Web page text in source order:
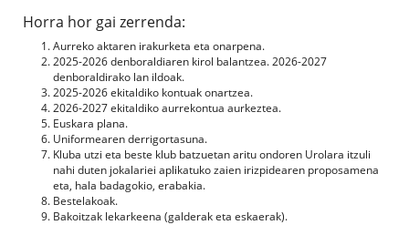
Horra hor gai zerrenda:
Aurreko aktaren irakurketa eta onarpena.
2025-2026 denboraldiaren kirol balantzea. 2026-2027
denboraldirako lan ildoak.
2025-2026 ekitaldiko kontuak onartzea.
2026-2027 ekitaldiko aurrekontua aurkeztea.
Euskara plana.
Uniformearen derrigortasuna.
Kluba utzi eta beste klub batzuetan aritu ondoren Urolara itzuli
nahi duten jokalariei aplikatuko zaien irizpidearen proposamena
eta, hala badagokio, erabakia.
Bestelakoak.
Bakoitzak lekarkeena (galderak eta eskaerak).